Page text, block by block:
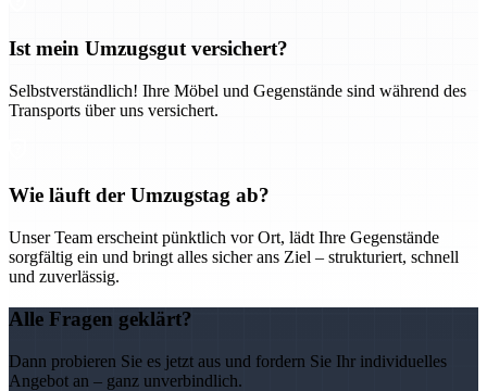
Ist mein Umzugsgut versichert?
Selbstverständlich! Ihre Möbel und Gegenstände sind während des
Transports über uns versichert.
Wie läuft der Umzugstag ab?
Unser Team erscheint pünktlich vor Ort, lädt Ihre Gegenstände
sorgfältig ein und bringt alles sicher ans Ziel – strukturiert, schnell
und zuverlässig.
Alle Fragen geklärt?
Dann probieren Sie es jetzt aus und fordern Sie Ihr individuelles
Angebot an – ganz unverbindlich.